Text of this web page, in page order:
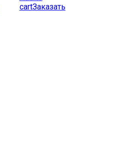
cartЗаказать